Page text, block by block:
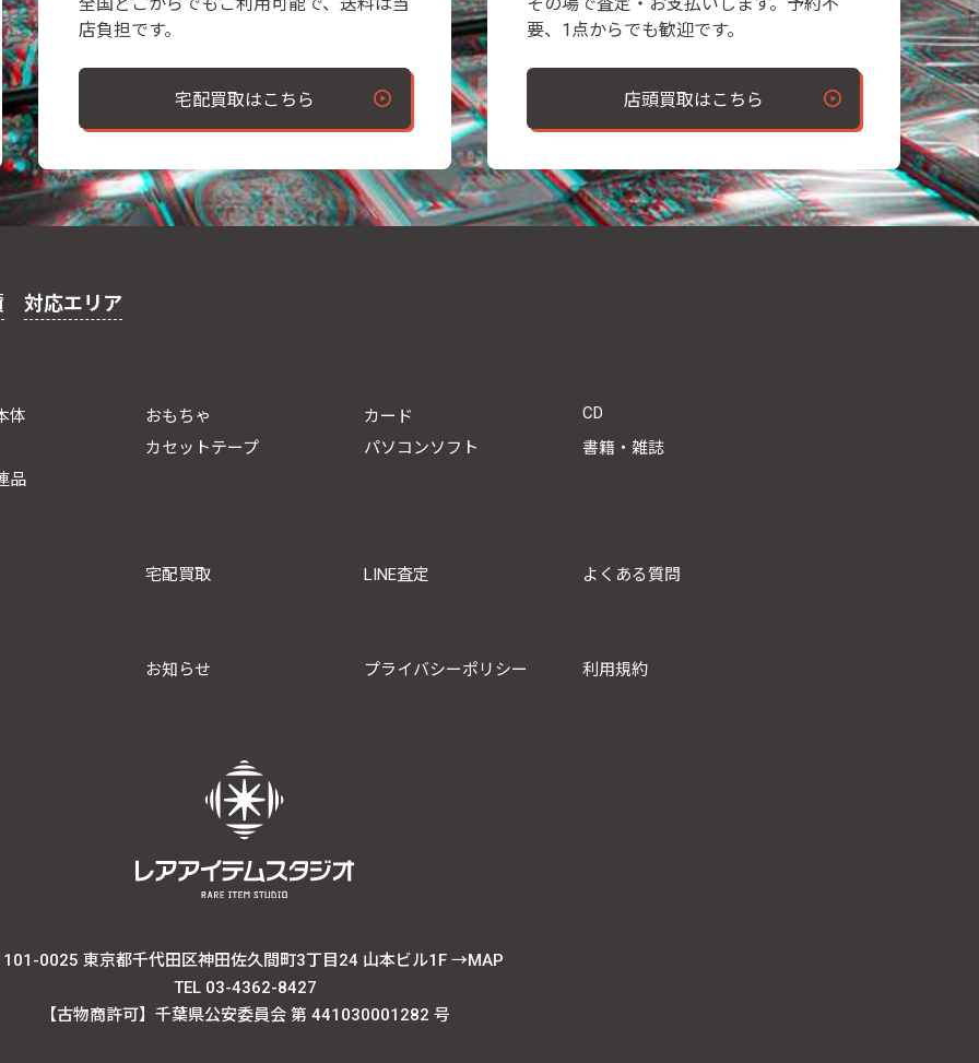
全国どこからでもご利用可能で、送料は当
店負担です。
宅配買取はこちら
要、1点からでも歓迎です。
店頭買取はこちら
対応エリア
体 おもちゃ カード
CD
カセットテープ
パソコンソフト
書籍・雑誌
品
宅配買取 LINE査定 よくある質問
お知らせ プライバシーポリシー 利用規約
0025 東京都千代田区神田佐久間町3丁目24 山本ビル1F →MAP
TEL 03-4362-8427
【古物商許可】千葉県公安委員会 第 441030001282 号